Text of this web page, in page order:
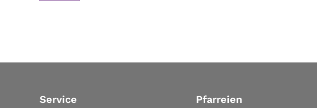
Service Pfarreien